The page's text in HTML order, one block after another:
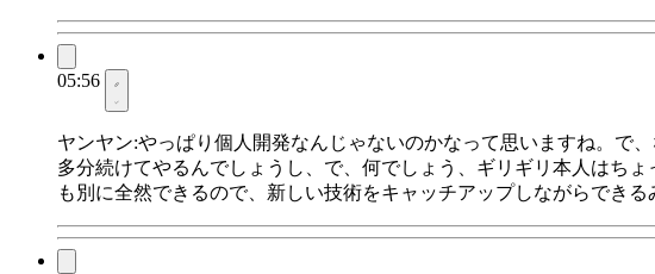
05:56
ヤンヤン:やっぱり個人開発なんじゃないのかなって思いますね。で
多分続けてやるんでしょうし、で、何でしょう、ギリギリ本人はち
も別に全然できるので、新しい技術をキャッチアップしながらできる